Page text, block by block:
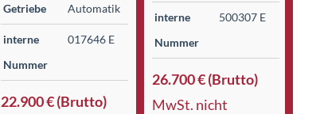
Getriebe Automatik
interne
Nummer
017646 E
22.900 € (Brutto)
interne
Nummer
500307 E
26.700 € (Brutto)
MwSt. nicht